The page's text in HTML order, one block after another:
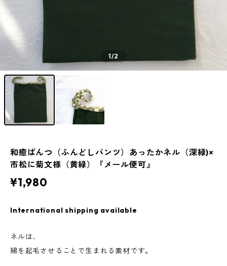
1/2
和癒ぱんつ（ふんどしパンツ）あったかネル（深緑)×
市松に菊文様（黄緑）『メール便可』
¥1,980
International shipping available
ネルは、
綿を起毛させることで生まれる素材です。